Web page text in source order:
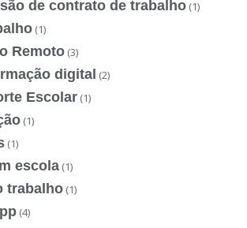
de contrato de trabalho (1)
(1)
Remoto (3)
digital (2)
Escolar (1)
(1)
(1)
escola (1)
trabalho (1)
(4)